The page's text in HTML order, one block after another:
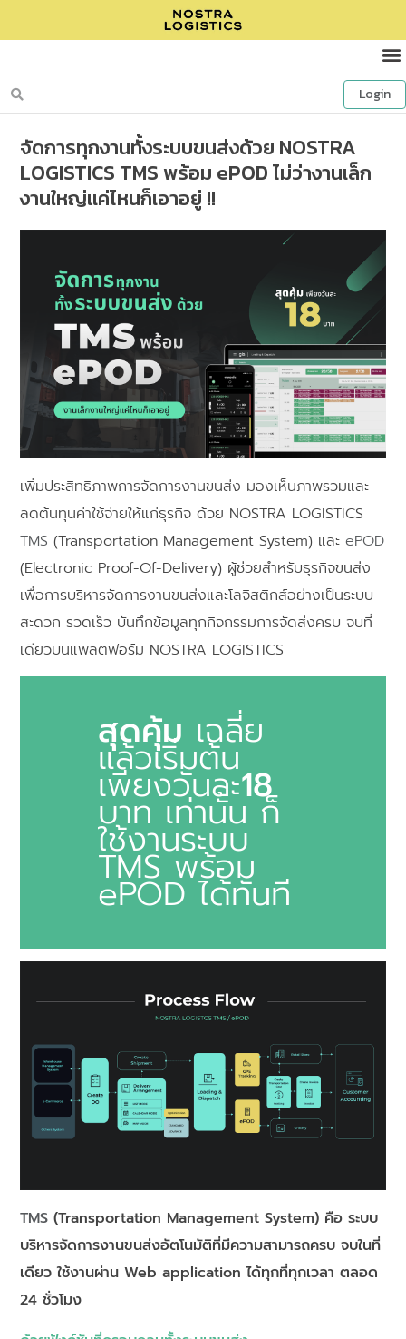
Login
จัดการทุกงานทั้งระบบขนส่งด้วย NOSTRA
LOGISTICS TMS พร้อม ePOD ไม่ว่างานเล็ก
งานใหญ่แค่ไหนก็เอาอยู่ !!
เพิ่มประสิทธิภาพการจัดการงานขนส่ง มองเห็นภาพรวมและ
ลดต้นทุนค่าใช้จ่ายให้แก่ธุรกิจ ด้วย NOSTRA LOGISTICS
TMS (Transportation Management System) และ ePOD
(Electronic Proof-Of-Delivery) ผู้ช่วยสำหรับธุรกิจขนส่ง
เพื่อการบริหารจัดการงานขนส่งและโลจิสติกส์อย่างเป็นระบบ
สะดวก รวดเร็ว บันทึกข้อมูลทุกกิจกรรมการจัดส่งครบ จบที่
เดียวบนแพลตฟอร์ม NOSTRA LOGISTICS
สุดคุ้ม เฉลี่ย
แล้วเริ่มต้น
เพียงวันละ18
บาท เท่านั้น ก็
ใช้งานระบบ
TMS พร้อม
ePOD ได้ทันที
TMS (Transportation Management System) คือ ระบบ
บริหารจัดการงานขนส่งอัตโนมัติที่มีความสามารถครบ จบในที่
เดียว ใช้งานผ่าน Web application ได้ทุกที่ทุกเวลา ตลอด
24 ชั่วโมง